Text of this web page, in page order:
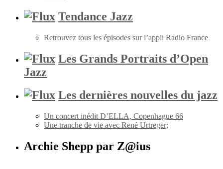
Tendance Jazz
Retrouvez tous les épisodes sur l’appli Radio France
Les Grands Portraits d’Open
Jazz
Les dernières nouvelles du jazz
Un concert inédit D’ELLA, Copenhague 66
Une tranche de vie avec René Urtreger;
Archie Shepp par Z@ius